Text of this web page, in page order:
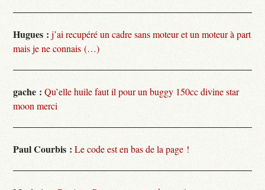
Hugues : j’ai recupéré un cadre sans moteur et un moteur à part
mais je ne connais (…)
gache : Qu’elle huile faut il pour un buggy 150cc divine star
moon merci
Paul Courbis : Le code est en bas de la page !